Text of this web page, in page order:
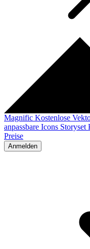
Magnific Kostenlose
anpassbare Icons Storyset
Preise
Anmelden